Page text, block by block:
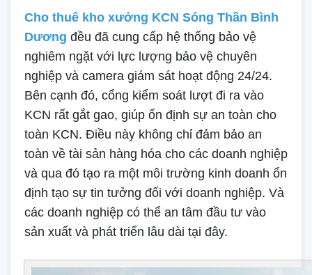
Cho thuê kho xưởng KCN Sóng Thần Bình
Dương đều đã cung cấp hệ thống bảo vệ
nghiêm ngặt với lực lượng bảo vệ chuyên
nghiệp và camera giám sát hoạt động 24/24.
Bên cạnh đó, cổng kiểm soát lượt đi ra vào
KCN rất gắt gao, giúp ổn định sự an toàn cho
toàn KCN. Điều này không chỉ đảm bảo an
toàn về tài sản hàng hóa cho các doanh nghiệp
và qua đó tạo ra một môi trường kinh doanh ổn
định tạo sự tin tưởng đối với doanh nghiệp. Và
các doanh nghiệp có thể an tâm đầu tư vào
sản xuất và phát triển lâu dài tại đây.